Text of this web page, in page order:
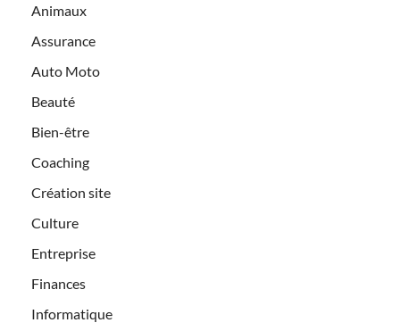
Animaux
Assurance
Auto Moto
Beauté
Bien-être
Coaching
Création site
Culture
Entreprise
Finances
Informatique